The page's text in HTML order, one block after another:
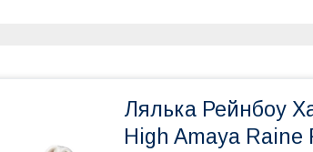
Лялька Рейнбоу
High Amaya Raine